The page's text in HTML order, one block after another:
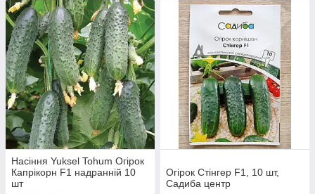
Насіння Yuksel Tohum Огірок
Капрікорн F1 надранній 10
шт
Огірок Стінгер F1, 10 шт,
Садиба центр